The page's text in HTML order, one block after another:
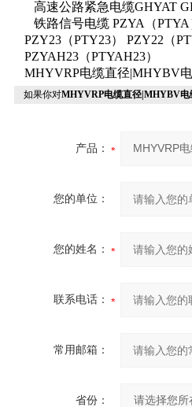
高速公路紧急电缆GHYAT
铁路信号电缆 PZYA（
PZY23（PTY23） PZY22（
PZYAH23（PTYAH23）
MHYVRP电缆直径|MHYBV
如果你对MHYVRP电缆直径|MHYBV电
产品：
您的单位：
您的姓名：
联系电话：
常用邮箱：
省份：